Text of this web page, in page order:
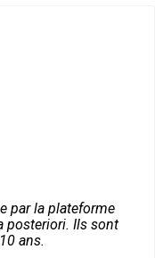
par la plateforme
posteriori. Ils sont
ans.